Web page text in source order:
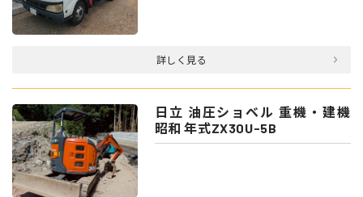
詳しく見る
日立 油圧ショベル 重機・建機
昭和 年式ZX30U-5B